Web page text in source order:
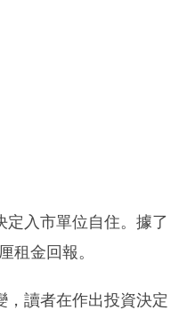
定入市單位自住。據了
租金回報。
，讀者在作出投資決定